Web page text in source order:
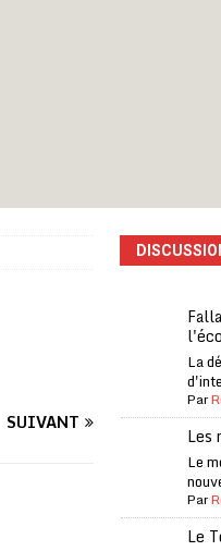
A LA UNE
ECONOMIE
plainte d’une asso anticorruption
SUIVANT
La
Par
Les
Le
Par
Le